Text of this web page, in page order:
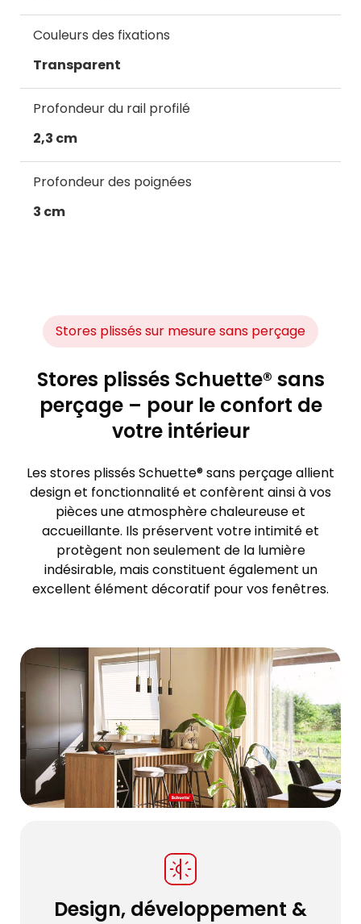
Couleurs des fixations
Transparent
Profondeur du rail profilé
2,3 cm
Profondeur des poignées
3 cm
Stores plissés sur mesure sans perçage
Stores plissés Schuette® sans
perçage – pour le confort de
votre intérieur
Les stores plissés Schuette® sans perçage allient
design et fonctionnalité et confèrent ainsi à vos
pièces une atmosphère chaleureuse et
accueillante. Ils préservent votre intimité et
protègent non seulement de la lumière
indésirable, mais constituent également un
excellent élément décoratif pour vos fenêtres.
Design, développement &